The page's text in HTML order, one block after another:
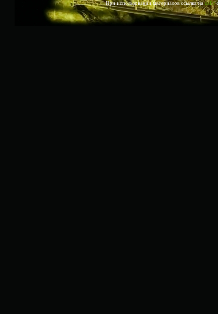
При использовании материалов ссылка насайт